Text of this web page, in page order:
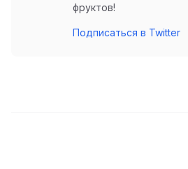
фруктов!
Подписаться в Twitter